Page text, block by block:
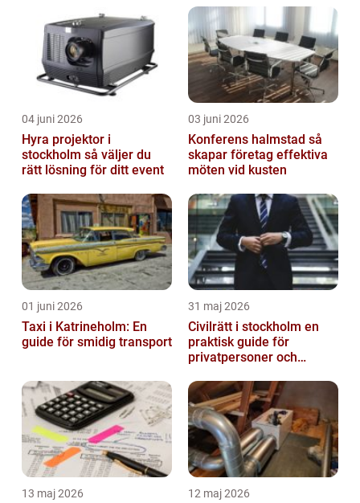
04 juni 2026
Hyra projektor i
stockholm så väljer du
rätt lösning för ditt event
03 juni 2026
Konferens halmstad så
skapar företag effektiva
möten vid kusten
01 juni 2026
Taxi i Katrineholm: En
guide för smidig transport
31 maj 2026
Civilrätt i stockholm en
praktisk guide för
privatpersoner och
13 maj 2026 12 maj 2026